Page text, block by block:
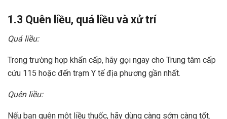
1.3 Quên liều, quá liều và xử trí
Quá liều:
Trong trường hợp khẩn cấp, hãy gọi ngay cho Trung tâm cấp
cứu 115 hoặc đến trạm Y tế địa phương gần nhất.
Quên liều:
Nếu bạn quên một liều thuốc, hãy dùng càng sớm càng tốt.